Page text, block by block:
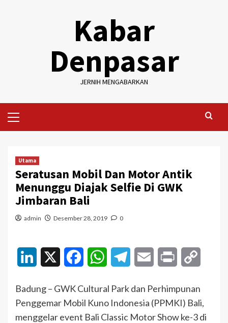
Kabar
Denpasar
JERNIH MENGABARKAN
Menu
Utama
Seratusan Mobil Dan Motor Antik
Menunggu Diajak Selfie Di GWK
Jimbaran Bali
admin Desember 28, 2019 0
LinkedIn FacebookWhatsAppTelegramEmail Print
Badung – GWK Cultural Park dan Perhimpunan
Penggemar Mobil Kuno Indonesia (PPMKI) Bali,
menggelar event Bali Classic Motor Show ke-3 di